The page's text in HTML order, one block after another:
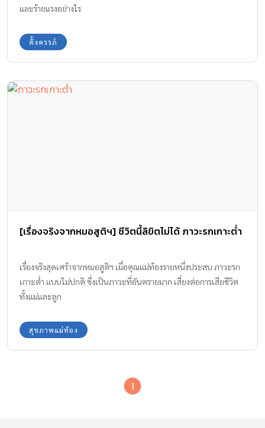
และร้ายแรงอย่างไร
ตั้งครรภ์
[เรื่องจริงจากหมอสูติฯ] ชีวิตนี้ลิขิตไม่ได้ ภาวะรกเกาะต่ำ
เรื่องจริงสุดเศร้าจากหมอสูติฯ เมื่อคุณแม่ท้องรายหนึ่งประสบ ภาวะรก
เกาะต่ำ แบบไม่ปกติ ซึ่งเป็นภาวะที่อันตรายมาก เสี่ยงต่อการเสียชีวิต
ทั้งแม่และลูก
สุขภาพแม่ท้อง
1